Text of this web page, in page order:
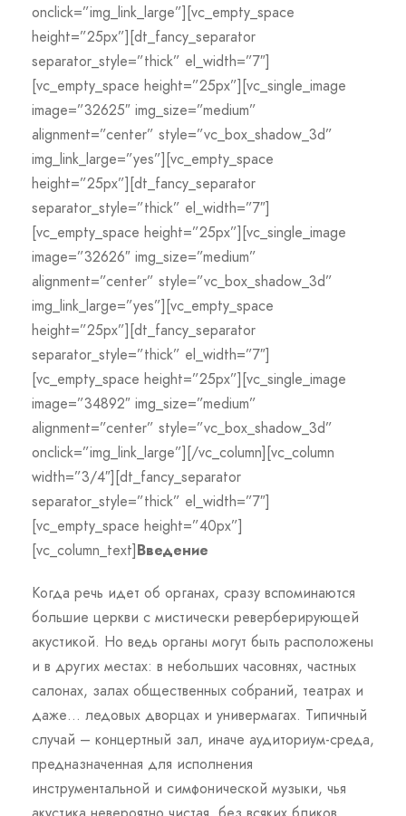
onclick=”img_link_large”][vc_empty_space
height=”25px”][dt_fancy_separator
separator_style=”thick” el_width=”7″]
[vc_empty_space height=”25px”][vc_single_image
image=”32625″ img_size=”medium”
alignment=”center” style=”vc_box_shadow_3d”
img_link_large=”yes”][vc_empty_space
height=”25px”][dt_fancy_separator
separator_style=”thick” el_width=”7″]
[vc_empty_space height=”25px”][vc_single_image
image=”32626″ img_size=”medium”
alignment=”center” style=”vc_box_shadow_3d”
img_link_large=”yes”][vc_empty_space
height=”25px”][dt_fancy_separator
separator_style=”thick” el_width=”7″]
[vc_empty_space height=”25px”][vc_single_image
image=”34892″ img_size=”medium”
alignment=”center” style=”vc_box_shadow_3d”
onclick=”img_link_large”][/vc_column][vc_column
width=”3/4″][dt_fancy_separator
separator_style=”thick” el_width=”7″]
[vc_empty_space height=”40px”]
[vc_column_text]Введение
Когда речь идет об органах, сразу вспоминаются
большие церкви с мистически реверберирующей
акустикой. Но ведь органы могут быть расположены
и в других местах: в небольших часовнях, частных
салонах, залах общественных собраний, театрах и
даже… ледовых дворцах и универмагах. Типичный
случай – концертный зал, иначе аудиториум-среда,
предназначенная для исполнения
инструментальной и симфонической музыки, чья